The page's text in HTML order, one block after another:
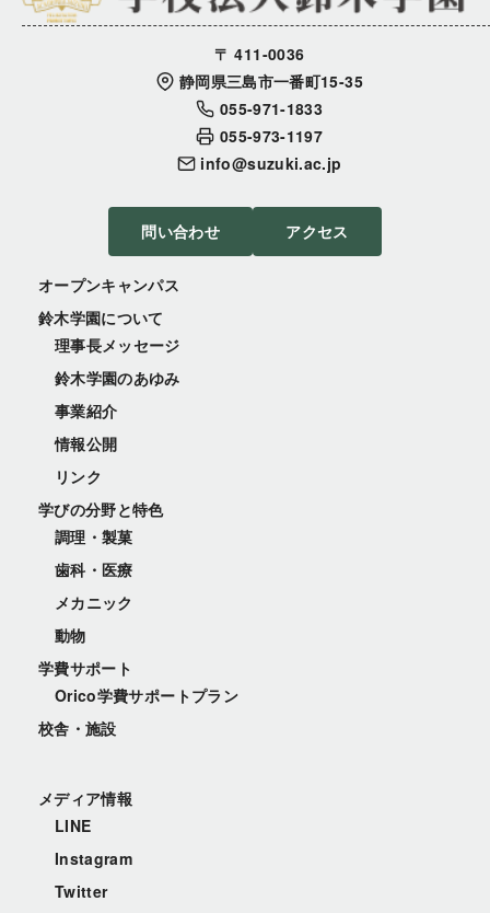
〒 411-0036
静岡県三島市一番町15-35
055-971-1833
055-973-1197
info@suzuki.ac.jp
問い合わせ アクセス
オープンキャンパス
鈴木学園について
理事長メッセージ
鈴木学園のあゆみ
事業紹介
情報公開
リンク
学びの分野と特色
調理・製菓
歯科・医療
メカニック
動物
学費サポート
Orico学費サポートプラン
校舎・施設
メディア情報
LINE
Instagram
Twitter